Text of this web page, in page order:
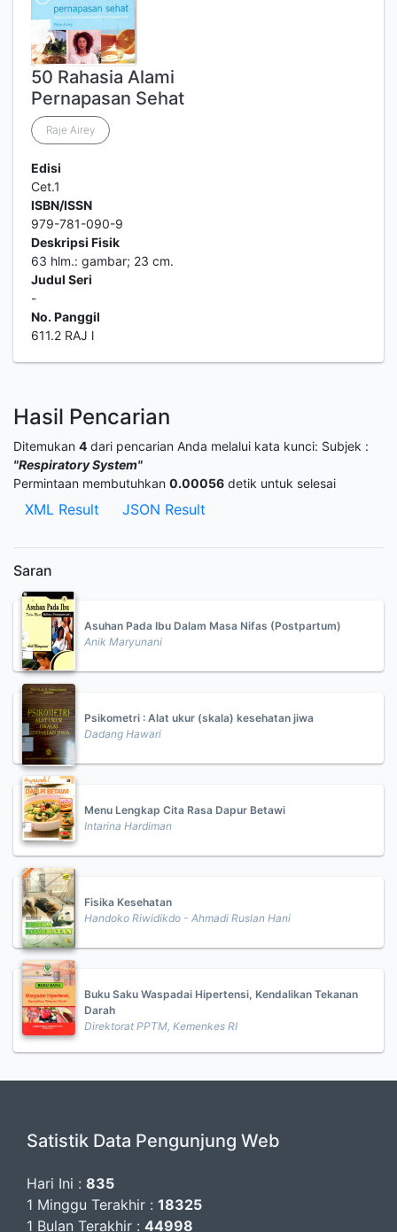
50 Rahasia Alami
Pernapasan Sehat
Raje Airey
Edisi
Cet.1
ISBN/ISSN
979-781-090-9
Deskripsi Fisik
63 hlm.: gambar; 23 cm.
Judul Seri
-
No. Panggil
611.2 RAJ l
Hasil Pencarian
Ditemukan 4 dari pencarian Anda melalui kata kunci: Subjek :
"Respiratory System"
Permintaan membutuhkan 0.00056 detik untuk selesai
XML Result JSON Result
Saran
Asuhan Pada Ibu Dalam Masa Nifas (Postpartum)
Anik Maryunani
Psikometri : Alat ukur (skala) kesehatan jiwa
Dadang Hawari
Menu Lengkap Cita Rasa Dapur Betawi
Intarina Hardiman
Fisika Kesehatan
Handoko Riwidikdo - Ahmadi Ruslan Hani
Buku Saku Waspadai Hipertensi, Kendalikan Tekanan
Darah
Direktorat PPTM, Kemenkes RI
Satistik Data Pengunjung Web
Hari Ini : 835
1 Minggu Terakhir : 18325
1 Bulan Terakhir : 44998